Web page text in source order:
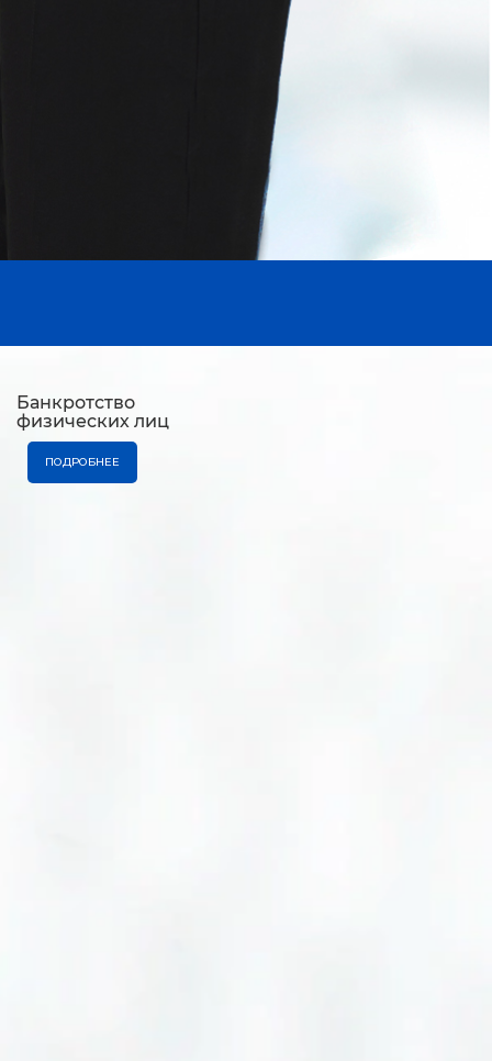
Банкротство
физических лиц
ПОДРОБНЕЕ